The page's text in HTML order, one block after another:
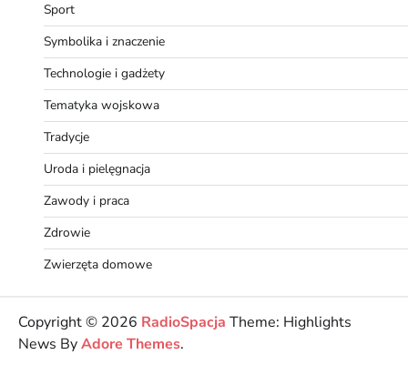
Sport
Symbolika i znaczenie
Technologie i gadżety
Tematyka wojskowa
Tradycje
Uroda i pielęgnacja
Zawody i praca
Zdrowie
Zwierzęta domowe
Copyright © 2026 RadioSpacja Theme: Highlights
News ByAdore Themes.